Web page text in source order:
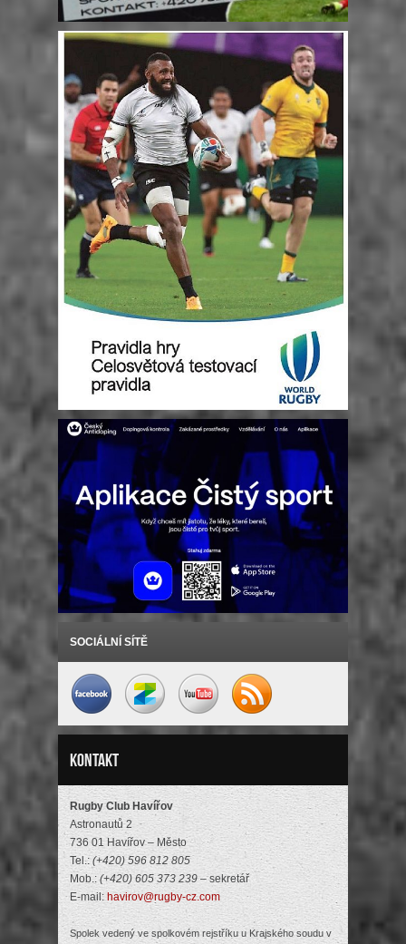
SOCIÁLNÍ SÍTĚ
Kontakt
Rugby Club Havířov
Astronautů 2
736 01 Havířov – Město
Tel.:(+420) 596 812 805
Mob.: (+420) 605 373 239 – sekretář
E-mail: havirov@rugby-cz.com
Spolek vedený ve spolkovém rejstříku u Krajského soudu v